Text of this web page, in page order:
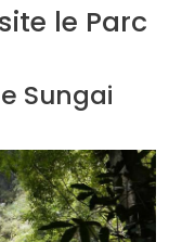
le Parc
Sungai